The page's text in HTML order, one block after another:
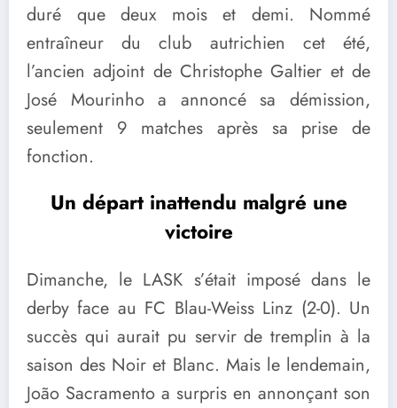
duré que deux mois et demi. Nommé
entraîneur du club autrichien cet été,
l’ancien adjoint de Christophe Galtier et de
José Mourinho a annoncé sa démission,
seulement 9 matches après sa prise de
fonction.
Un départ inattendu malgré une
victoire
Dimanche, le LASK s’était imposé dans le
derby face au FC Blau-Weiss Linz (2-0). Un
succès qui aurait pu servir de tremplin à la
saison des Noir et Blanc. Mais le lendemain,
João Sacramento a surpris en annonçant son